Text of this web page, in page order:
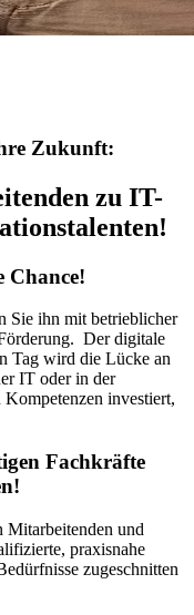
Zukunft:
zu IT-
Chance!
Sie ihn mit betrieblicher
Der digitale
Tag wird die Lücke an
IT oder in der
investiert,
Fachkräfte
Mitarbeitenden und
praxisnahe
zugeschnitten